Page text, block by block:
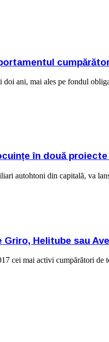
ani, mai ales pe fondul
în două
din capitală, va
Helitube sau
cei mai activi cumpărători